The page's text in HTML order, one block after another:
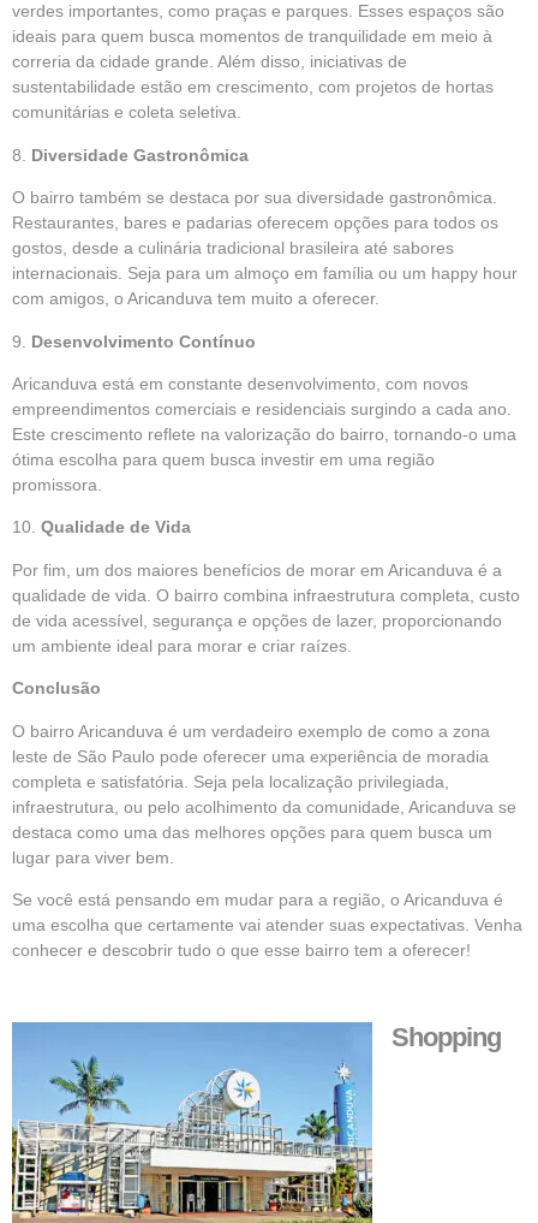
verdes importantes, como praças e parques. Esses espaços são
ideais para quem busca momentos de tranquilidade em meio à
correria da cidade grande. Além disso, iniciativas de
sustentabilidade estão em crescimento, com projetos de hortas
comunitárias e coleta seletiva.
8. Diversidade Gastronômica
O bairro também se destaca por sua diversidade gastronômica.
Restaurantes, bares e padarias oferecem opções para todos os
gostos, desde a culinária tradicional brasileira até sabores
internacionais. Seja para um almoço em família ou um happy hour
com amigos, o Aricanduva tem muito a oferecer.
9. Desenvolvimento Contínuo
Aricanduva está em constante desenvolvimento, com novos
empreendimentos comerciais e residenciais surgindo a cada ano.
Este crescimento reflete na valorização do bairro, tornando-o uma
ótima escolha para quem busca investir em uma região
promissora.
10. Qualidade de Vida
Por fim, um dos maiores benefícios de morar em Aricanduva é a
qualidade de vida. O bairro combina infraestrutura completa, custo
de vida acessível, segurança e opções de lazer, proporcionando
um ambiente ideal para morar e criar raízes.
Conclusão
O bairro Aricanduva é um verdadeiro exemplo de como a zona
leste de São Paulo pode oferecer uma experiência de moradia
completa e satisfatória. Seja pela localização privilegiada,
infraestrutura, ou pelo acolhimento da comunidade, Aricanduva se
destaca como uma das melhores opções para quem busca um
lugar para viver bem.
Se você está pensando em mudar para a região, o Aricanduva é
uma escolha que certamente vai atender suas expectativas. Venha
conhecer e descobrir tudo o que esse bairro tem a oferecer!
Shopping